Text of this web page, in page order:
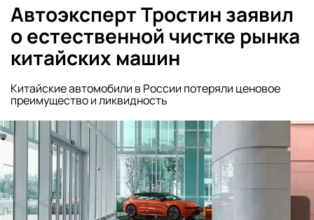
Автоэксперт Тростин заявил
о естественной чистке рынка
китайских машин
Китайские автомобили в России потеряли ценовое
преимущество и ликвидность